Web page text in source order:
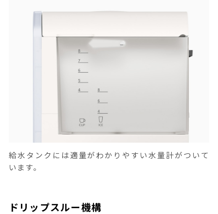
給水タンクには適量がわかりやすい水量計がついて
います。
ドリップスルー機構